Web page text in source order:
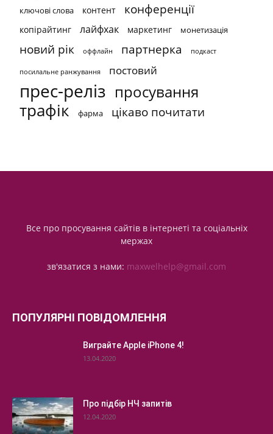
ключові слова контент конференції
копірайтинг лайфхак маркетинг монетизація
новий рік оффлайн партнерка подкаст
посилальне ранжування постовий
прес-реліз просування
трафік фарма цікаво почитати
Все про просування сайтів в інтернеті та соціальніх
мержах
зв'язатися з нами: maxwelhelp@gmail.com
ПОПУЛЯРНІ ПОВІДОМЛЕННЯ
Виграйте Apple iPhone 4!
13.04.2020
Про підбір НЧ запитів
12.04.2020